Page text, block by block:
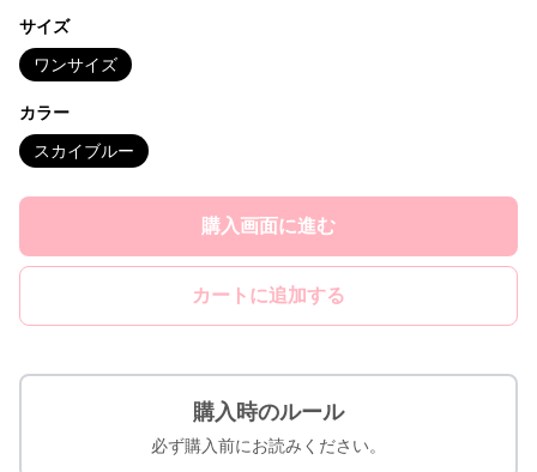
サイズ
ワンサイズ
カラー
スカイブルー
購入画面に進む
カートに追加する
購入時のルール
必ず購入前にお読みください。